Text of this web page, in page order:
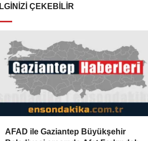
İLGINIZI ÇEKEBILIR
AFAD ile Gaziantep Büyükşehir